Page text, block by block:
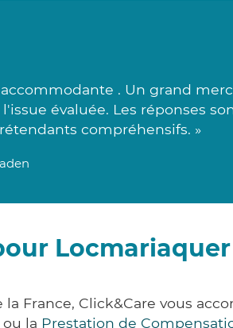
. Un grand
évaluée. Les réponses
compréhensifs. »
Locmariaquer
France, Click&Care vous
ou la Prestation de